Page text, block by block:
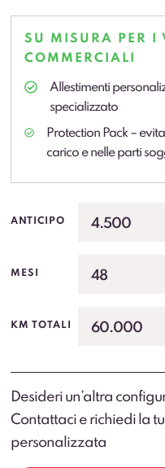
SU MISURA PER I
COMMERCIALI
Allestimenti
specializzato
Protection Pack –
carico e nelle parti
ANTICIPO 4.500
MESI 48
KM TOTALI 60.000
Desideri un’altra
Contattaci e richiedi la
personalizzata